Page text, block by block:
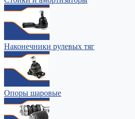
Наконечники рулевых тяг
Опоры шаровые